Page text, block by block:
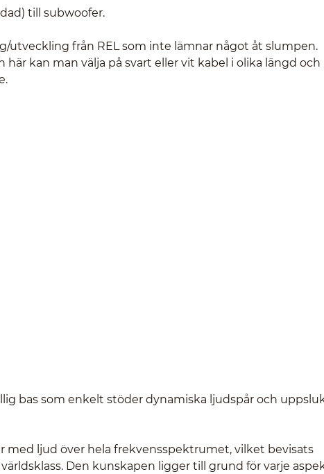
till subwoofer.
utveckling från REL som inte lämnar något åt slumpen.
kan man välja på svart eller vit kabel i olika längd och
bas som enkelt stöder dynamiska ljudspår och
med ljud över hela frekvensspektrumet, vilket bevisats
Den kunskapen ligger till grund för varje